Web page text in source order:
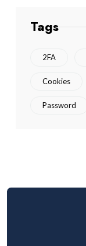
Tags
2FA
Cookies
Password